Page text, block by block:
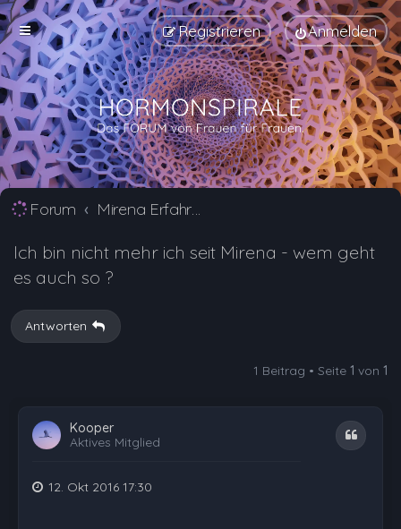
Anmelden
Registrieren
Forum Mirena Erfahrungsberichte und Nebenwirkungen
Ich bin nicht mehr ich seit Mirena - wem geht
es auch so ?
Antworten
1 Beitrag • Seite 1 von 1
Kooper
Aktives Mitglied
Zitat
12. Okt 2016 17:30